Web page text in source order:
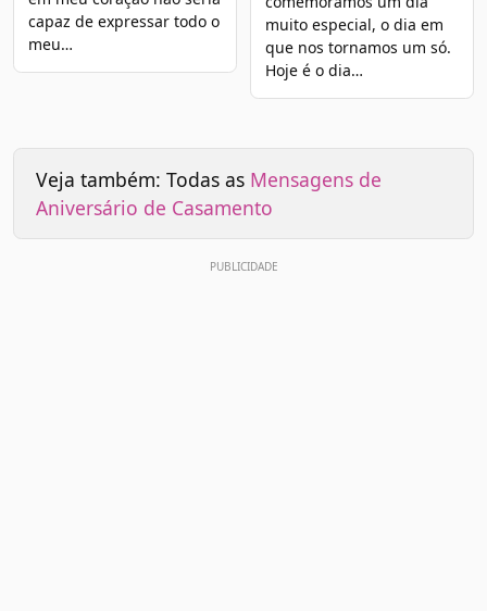
capaz de expressar todo o
meu…
muito especial, o dia em
que nos tornamos um só.
Hoje é o dia…
Veja também: Todas as Mensagens de
Aniversário de Casamento